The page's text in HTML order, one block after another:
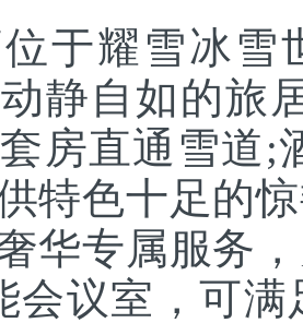
耀雪冰雪
静自如的旅
房直通雪道;
特色十足的
华专属服务
会议室，可